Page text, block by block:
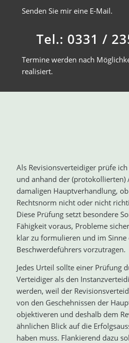
Senden Sie mir eine E-Mail.
Tel.: 0331 /
Termine werden nach
realisiert.
Als Revisionsverteidiger prüfe
und anhand der (protokollierten)
damaligen Hauptverhandlung,
Rechtsnorm nicht oder nicht
Diese Prüfung setzt besondere
Fähigkeit voraus, Probleme
klar zu formulieren und im Sinne
Beschwerdeführers vorzutragen.
Jedes Urteil sollte einer Prüfung
Verteidiger als den
werden, weil der
von den Geschehnissen der
objektiveren und deshalb dem
ähnlichen Blick auf die
haben muss. Flankierend dazu